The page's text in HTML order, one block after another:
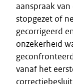
aanspraak
stopgezet of
gecorrigeerd
onzekerheid
vanaf het